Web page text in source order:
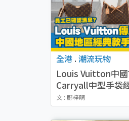
全港 . 潮流玩物
Louis Vuitton中
Carryall中型手袋
上漲近5%
文 : 鄺梓晴